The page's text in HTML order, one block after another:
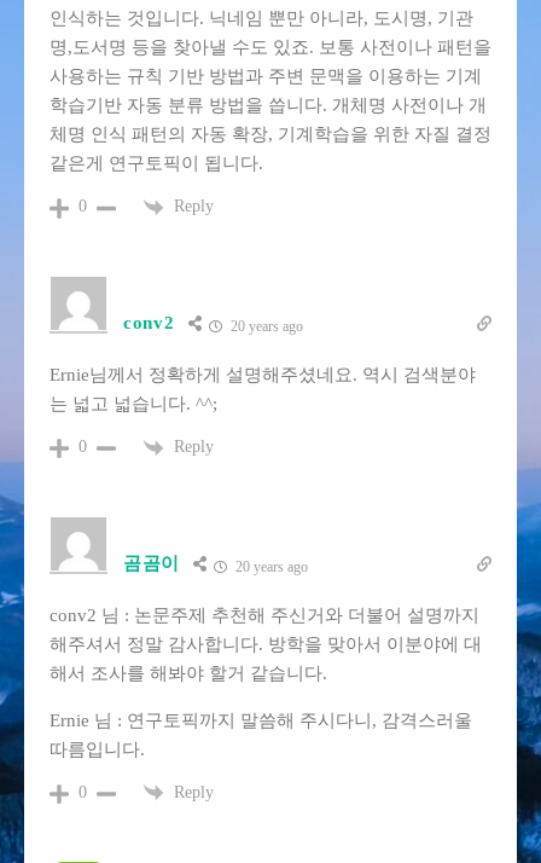
인식하는 것입니다. 닉네임 뿐만 아니라, 도시명, 기관
명,도서명 등을 찾아낼 수도 있죠. 보통 사전이나 패턴을
사용하는 규칙 기반 방법과 주변 문맥을 이용하는 기계
학습기반 자동 분류 방법을 씁니다. 개체명 사전이나 개
체명 인식 패턴의 자동 확장, 기계학습을 위한 자질 결정
같은게 연구토픽이 됩니다.
0 Reply
conv2 20 years ago
Ernie님께서 정확하게 설명해주셨네요. 역시 검색분야
는 넓고 넓습니다. ^^;
0 Reply
곰곰이 20 years ago
conv2 님 : 논문주제 추천해 주신거와 더불어 설명까지
해주셔서 정말 감사합니다. 방학을 맞아서 이분야에 대
해서 조사를 해봐야 할거 같습니다.
Ernie 님 : 연구토픽까지 말씀해 주시다니, 감격스러울
따름입니다.
0 Reply